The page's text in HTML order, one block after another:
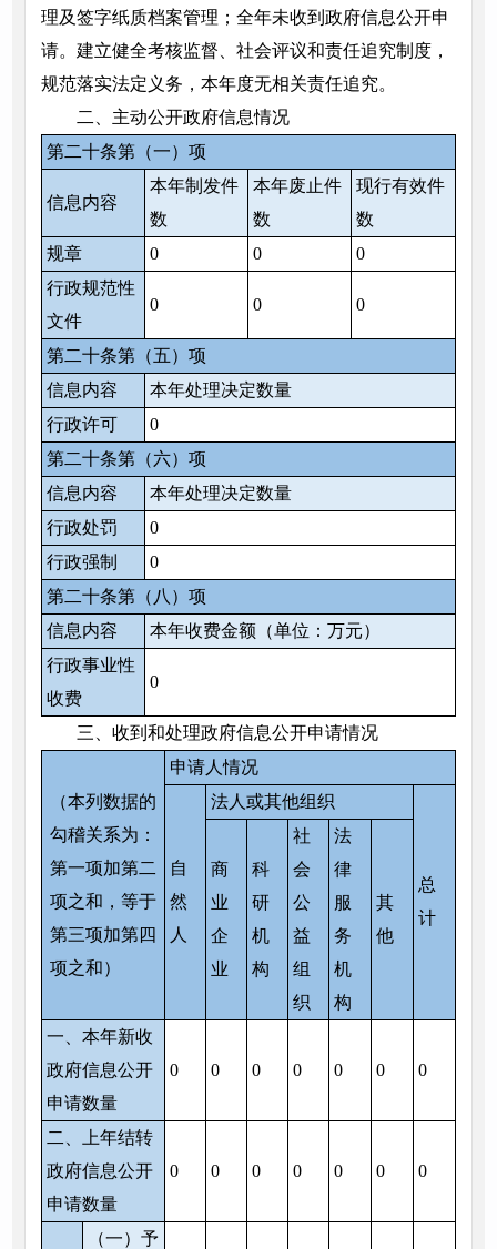
理及签字纸质档案管理；全年未收到政府信息公开申
请。建立健全考核监督、社会评议和责任追究制度，
规范落实法定义务，本年度无相关责任追究。
二、主动公开政府信息情况
第二十条第（一）项
信息内容
本年制发件
数
本年废止件
数
现行有效件
数
规章
0 0
0
行政规范性
文件
0 0 0
第二十条第（五）项
信息内容
本年处理决定数量
行政许可
0
第二十条第（六）项
信息内容
本年处理决定数量
行政处罚
0
行政强制
0
第二十条第（八）项
信息内容
本年收费金额（单位：万元）
行政事业性
收费
0
三、收到和处理政府信息公开申请情况
（本列数据的
勾稽关系为：
第一项加第二
项之和，等于
第三项加第四
项之和）
申请人情况
自
然
人
法人或其他组织
总
计
商
业
企
业
科
研
机
构
社
会
公
益
组
织
法
律
服
务
机
构
其
他
一、本年新收
政府信息公开
申请数量
0 0 0 0 0 0 0
二、上年结转
政府信息公开
申请数量
0 0 0 0 0 0 0
（一）予